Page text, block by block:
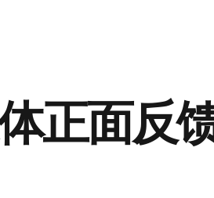
正面反